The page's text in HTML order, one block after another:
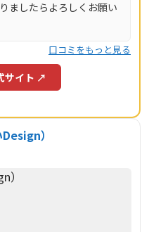
ましたらよろしくお願い
口コミをもっと見る
サイト ↗
）